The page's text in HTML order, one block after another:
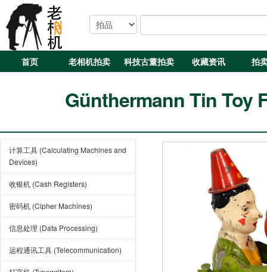
首页 老相机拍卖 科技古董拍卖 收藏资讯 拍
Günthermann Tin Toy
计算工具 (Calculating Machines and
Devices)
收银机 (Cash Registers)
密码机 (Cipher Machines)
信息处理 (Data Processing)
远程通讯工具 (Telecommunication)